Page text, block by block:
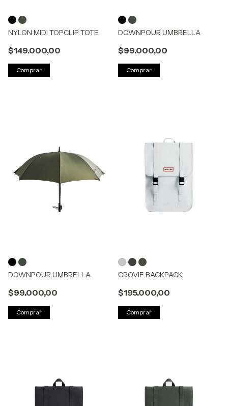
NYLON MIDI TOPCLIP TOTE
$149.000,00
Comprar
DOWNPOUR UMBRELLA
$99.000,00
Comprar
DOWNPOUR UMBRELLA
$99.000,00
Comprar
CROVIE BACKPACK
$195.000,00
Comprar